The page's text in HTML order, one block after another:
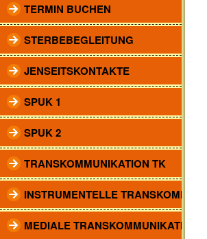
TERMIN BUCHEN
STERBEBEGLEITUNG
JENSEITSKONTAKTE
SPUK 1
SPUK 2
TRANSKOMMUNIKATION TK
INSTRUMENTELLE TRANSKOMM.
MEDIALE TRANSKOMMUNIKATION